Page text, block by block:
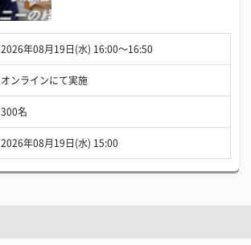
2026年08月19日(水) 16:00〜16:50
オンラインにて実施
300名
2026年08月19日(水) 15:00